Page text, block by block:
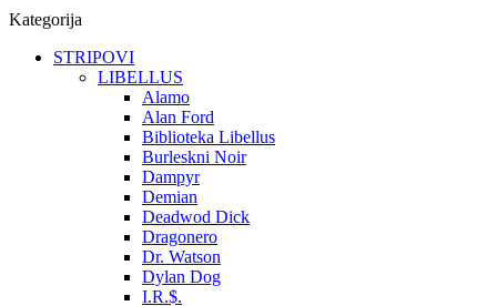
Kategorija
STRIPOVI
LIBELLUS
Alamo
Alan Ford
Biblioteka Libellus
Burleskni Noir
Dampyr
Demian
Deadwod Dick
Dragonero
Dr. Watson
Dylan Dog
I.R.$.